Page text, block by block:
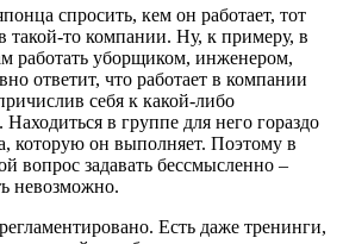
спросить, кем он работает, тот
такой-то компании. Ну, к примеру, в
работать уборщиком, инженером,
ответит, что работает в компании
себя к какой-либо
в группе для него гораздо
которую он выполняет. Поэтому в
вопрос задавать бессмысленно –
невозможно.
Есть даже тренинги,